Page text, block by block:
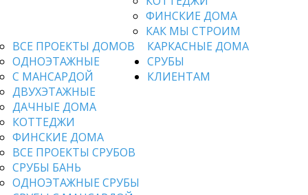
ФИНСКИЕ ДОМА
КАК МЫ СТРОИМ
КАРКАСНЫЕ ДОМА
ВСЕ ПРОЕКТЫ ДОМОВ
ОДНОЭТАЖНЫЕ
С МАНСАРДОЙ
ДВУХЭТАЖНЫЕ
ДАЧНЫЕ ДОМА
КОТТЕДЖИ
ФИНСКИЕ ДОМА
СРУБЫ
ВСЕ ПРОЕКТЫ СРУБОВ
СРУБЫ БАНЬ
ОДНОЭТАЖНЫЕ СРУБЫ
КЛИЕНТАМ